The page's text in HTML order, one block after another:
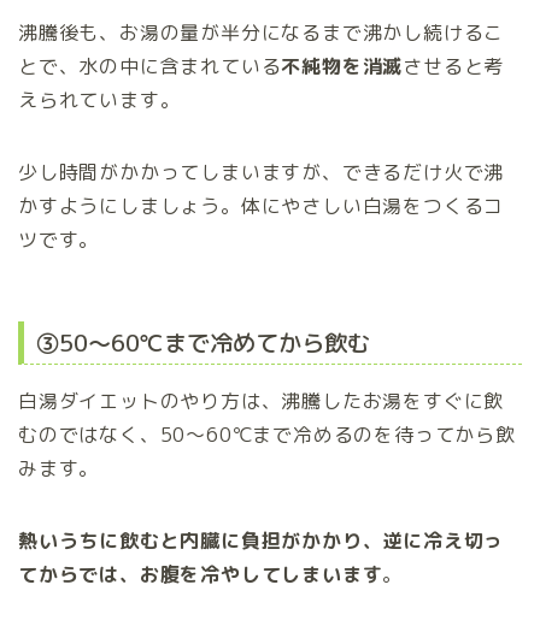
沸騰後も、お湯の量が半分になるまで沸かし続けるこ
とで、水の中に含まれている不純物を消滅させると考
えられています。
少し時間がかかってしまいますが、できるだけ火で沸
かすようにしましょう。体にやさしい白湯をつくるコ
ツです。
③50～60℃まで冷めてから飲む
白湯ダイエットのやり方は、沸騰したお湯をすぐに飲
むのではなく、50～60℃まで冷めるのを待ってから飲
みます。
熱いうちに飲むと内臓に負担がかかり、逆に冷え切っ
てからでは、お腹を冷やしてしまいます。